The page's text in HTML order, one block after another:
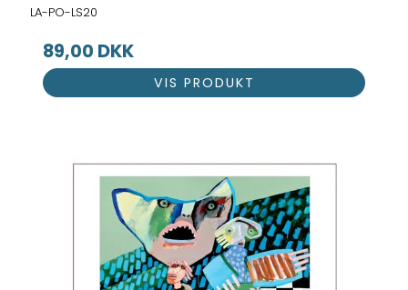
LA-PO-LS20
89,00 DKK
VIS PRODUKT